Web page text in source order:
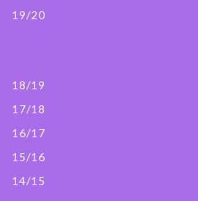
19/20
18/19
17/18
16/17
15/16
14/15